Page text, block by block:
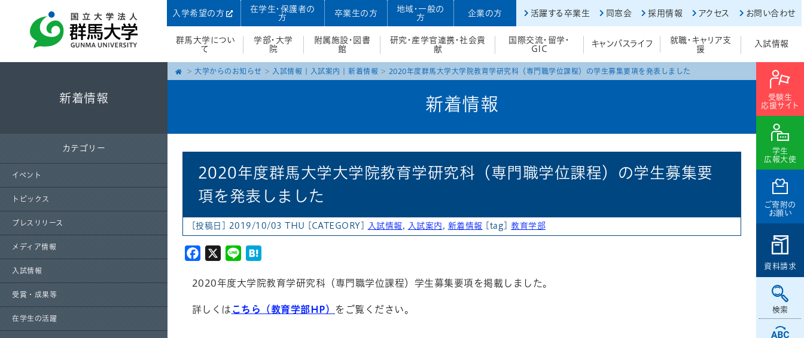
入学希望の方
在学生・保護者の
方
卒業生の方
地域・一般の
方
企業の方 活躍する卒業生 同窓会 採用情報 アクセス お問い合わせ
群馬大学につい
て
学部・大学
院
附属施設・図書
館
研究・産学官連携・社会貢
献
国際交流・留学・
GIC
キャンパスライフ
就職・キャリア支
援
入試情報
受験生
応援サイト
学生
広報大使
ご寄附の
お願い
資料請求
検索
新着情報
カテゴリー
イベント
トピックス
プレスリリース
メディア情報
入試情報
受賞・成果等
在学生の活躍
大学からのお知らせ 入試情報 入試案内 新着情報 2020年度群馬大学大学院教育学研究科（専門職学位課程）の学生募集要項を発表しました
新着情報
2020年度群馬大学大学院教育学研究科（専門職学位課程）の学生募集要
項を発表しました
[投稿日] 2019/10/03 THU [CATEGORY] 入試情報 , 入試案内 , 新着情報 [tag] 教育学部
Facebook
X Line
2020年度大学院教育学研究科（専門職学位課程）学生募集要項を掲載しました。
詳しくは こちら（教育学部HP） をご覧ください。